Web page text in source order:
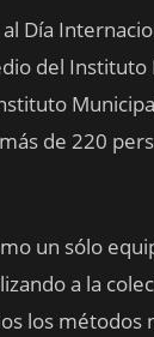
Día
del Instituto
de 220
un sólo
a la
los métodos